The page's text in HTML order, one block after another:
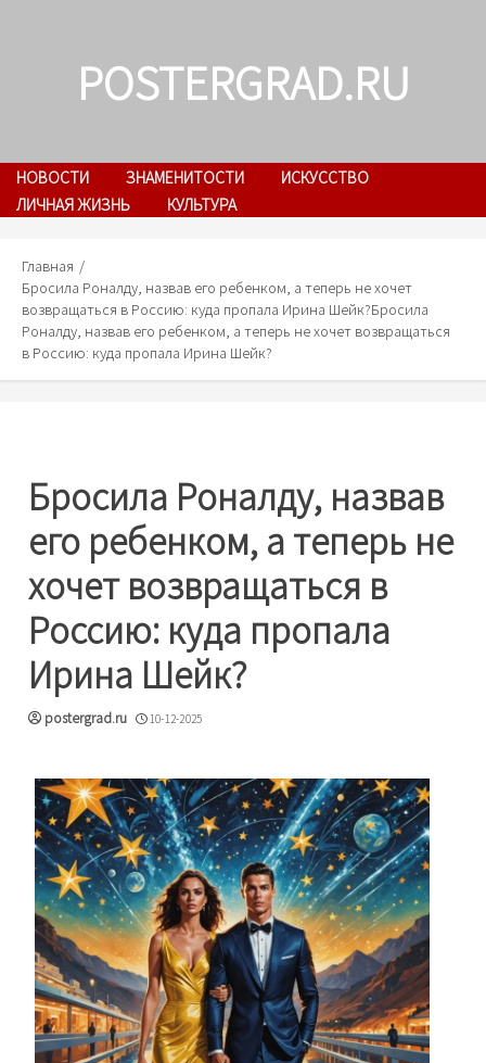
POSTERGRAD.RU
НОВОСТИ ЗНАМЕНИТОСТИ
ИСКУССТВО
ЛИЧНАЯ ЖИЗНЬ
КУЛЬТУРА
Главная
Бросила Роналду, назвав его ребенком, а теперь не хочет
возвращаться в Россию: куда пропала Ирина Шейк?Бросила
Роналду, назвав его ребенком, а теперь не хочет возвращаться
в Россию: куда пропала Ирина Шейк?
Бросила Роналду, назвав
его ребенком, а теперь не
хочет возвращаться в
Россию: куда пропала
Ирина Шейк?
postergrad.ru 10-12-2025